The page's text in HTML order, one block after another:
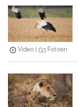
Video Fotoen